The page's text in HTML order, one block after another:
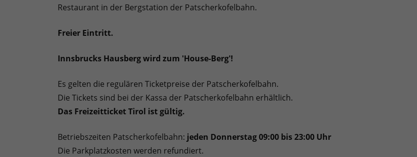
Restaurant in der Bergstation der Patscherkofelbahn.
Freier Eintritt.
Innsbrucks Hausberg wird zum 'House-Berg'!
Es gelten die regulären Ticketpreise der Patscherkofelbahn.
Die Tickets sind bei der Kassa der Patscherkofelbahn erhältlich.
Das Freizeitticket Tirol ist gültig.
Betriebszeiten Patscherkofelbahn: jeden Donnerstag 09:00 bis 23:00 Uhr
Die Parkplatzkosten werden refundiert.